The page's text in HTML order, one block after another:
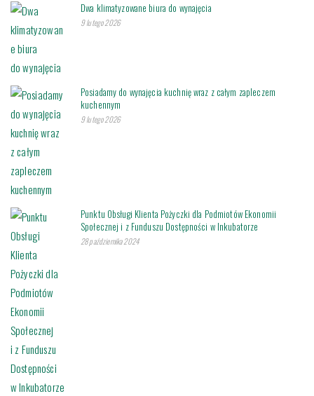
Dwa klimatyzowane biura do wynajęcia
9 lutego 2026
Posiadamy do wynajęcia kuchnię wraz z całym zapleczem
kuchennym
9 lutego 2026
Punktu Obsługi Klienta Pożyczki dla Podmiotów Ekonomii
Społecznej i z Funduszu Dostępności w Inkubatorze
28 października 2024